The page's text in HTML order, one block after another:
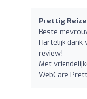
Prettig
Beste
Hartelijk dank
review!
Met
WebCare